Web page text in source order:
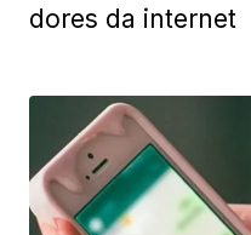
dores da internet